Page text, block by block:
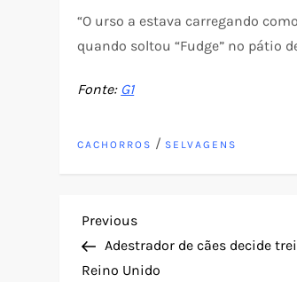
“O urso a estava carregando
quando soltou “Fudge” no pátio
Fonte: G1
CACHORROS / SELVAGENS
N
a
Previous
Post
Previous
Adestrador de cães decide
Reino Unido